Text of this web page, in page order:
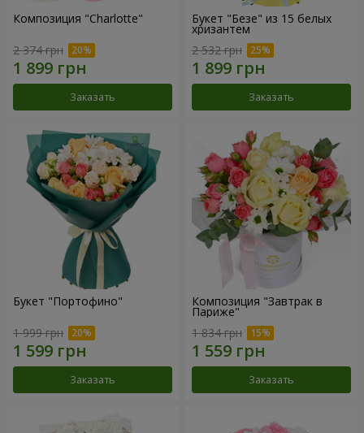
Композиция "Charlotte"
2 374 грн
Заказать
Букет "Безе" из 15 белых
хризантем
2 532 грн
Заказать
Букет "Портофино"
1 999 грн
Заказать
Композиция "Завтрак в
Париже"
1 834 грн
Заказать